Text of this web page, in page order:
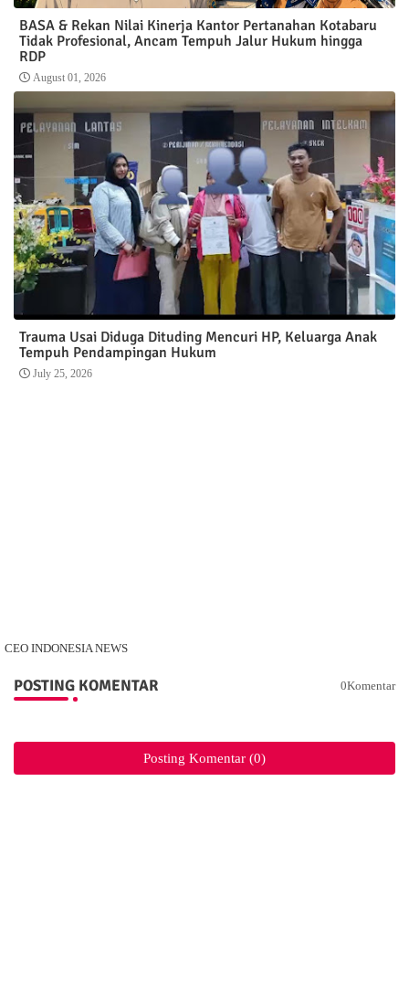
BASA & Rekan Nilai Kinerja Kantor Pertanahan Kotabaru
Tidak Profesional, Ancam Tempuh Jalur Hukum hingga
RDP
August 01, 2026
Trauma Usai Diduga Dituding Mencuri HP, Keluarga Anak
Tempuh Pendampingan Hukum
July 25, 2026
CEO INDONESIA NEWS
POSTING KOMENTAR 0Komentar
Posting Komentar (0)